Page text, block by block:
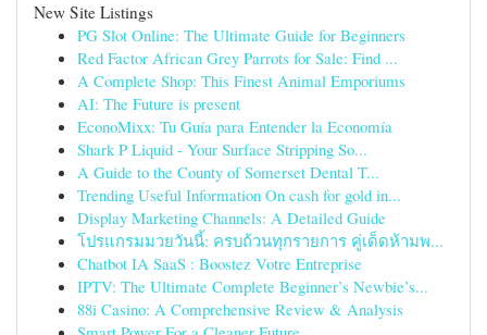
New Site Listings
PG Slot Online: The Ultimate Guide for Beginners
Red Factor African Grey Parrots for Sale: Find ...
A Complete Shop: This Finest Animal Emporiums
AI: The Future is present
EconoMixx: Tu Guía para Entender la Economía
Shark P Liquid - Your Surface Stripping So...
A Guide to the County of Somerset Dental T...
Trending Useful Information On cash for gold in...
Display Marketing Channels: A Detailed Guide
โปรแกรมมวยวันนี้: ครบถ้วนทุกรายการ คู่เด็ดห้ามพ...
Chatbot IA SaaS : Boostez Votre Entreprise
IPTV: The Ultimate Complete Beginner’s Newbie’s...
88i Casino: A Comprehensive Review & Analysis